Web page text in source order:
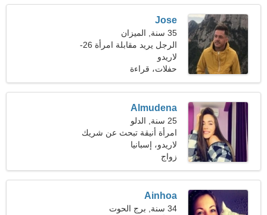
Jose
35 سنة, الميزان
الرجل يريد مقابلة امرأة 26-
32
لاريدو
حفلات، قراءة
Almudena
25 سنة, الدلو
امرأة أنيقة تبحث عن شريك
لاريدو، إسبانيا
زواج
Ainhoa
34 سنة, برج الحوت